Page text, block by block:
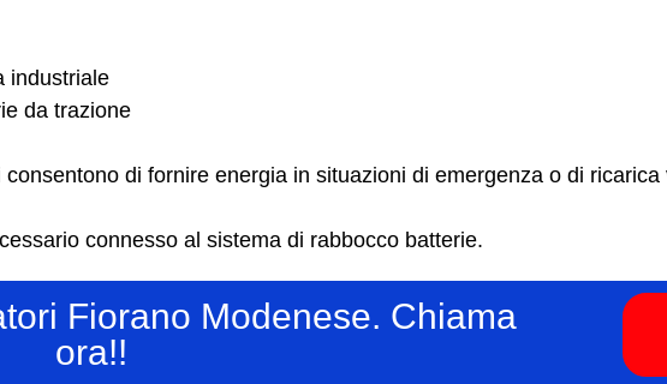
industriale
da trazione
di fornire energia in situazioni di emergenza o di
connesso al sistema di rabbocco batterie.
Fiorano Modenese. Chiama
ora!!